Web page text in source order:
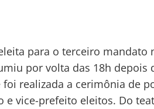
para o terceiro mandato
por volta das 18h depois
realizada a cerimônia de
e vice-prefeito eleitos. Do